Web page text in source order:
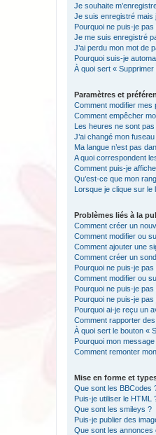
Je souhaite
Je suis enregistré mais
Pourquoi ne puis-je
Je me suis enregistré
J’ai perdu mon mot de
Pourquoi suis-je
À quoi sert «
Paramètres et
Comment modifier mes
Comment empêcher
Les heures ne sont
J’ai changé mon
Ma langue n’est pas
A quoi correspondent
Comment puis-je
Qu’est-ce que mon
Lorsque je clique sur le
Problèmes liés à la
Comment créer un
Comment modifier ou
Comment ajouter une
Comment créer un
Pourquoi ne puis-je
Comment modifier ou
Pourquoi ne puis-je
Pourquoi ne puis-je
Pourquoi ai-je reçu un
Comment rapporter
À quoi sert le bouton «
Pourquoi mon
Comment remonter
Mise en forme et
Que sont les BBCodes
Puis-je utiliser le HTML
Que sont les smileys ?
Puis-je publier des
Que sont les annonces